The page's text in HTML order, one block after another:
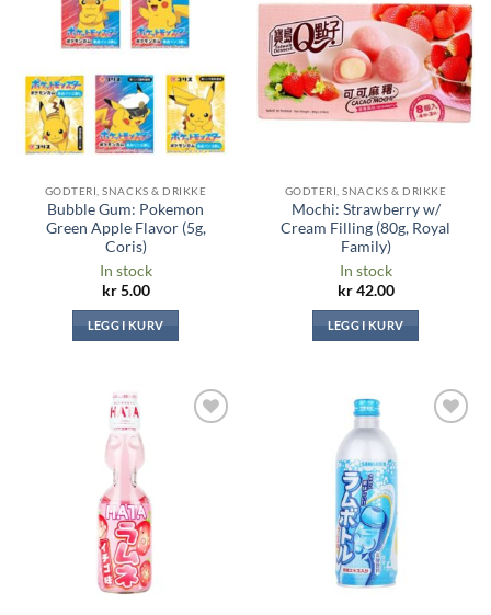
Legg til i
ønskeliste
GODTERI, SNACKS & DRIKKE
Bubble Gum: Pokemon
Green Apple Flavor (5g,
Coris)
In stock
kr5.00
LEGG I KURV
Legg til i
ønskeliste
GODTERI, SNACKS & DRIKKE
Mochi: Strawberry w/
Cream Filling (80g, Royal
Family)
In stock
kr42.00
LEGG I KURV